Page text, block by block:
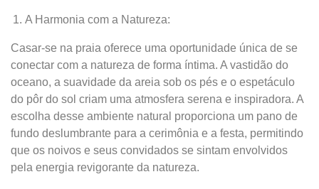
A Harmonia com a Natureza:
Casar-se na praia oferece uma oportunidade única de se
conectar com a natureza de forma íntima. A vastidão do
oceano, a suavidade da areia sob os pés e o espetáculo
do pôr do sol criam uma atmosfera serena e inspiradora. A
escolha desse ambiente natural proporciona um pano de
fundo deslumbrante para a cerimônia e a festa, permitindo
que os noivos e seus convidados se sintam envolvidos
pela energia revigorante da natureza.